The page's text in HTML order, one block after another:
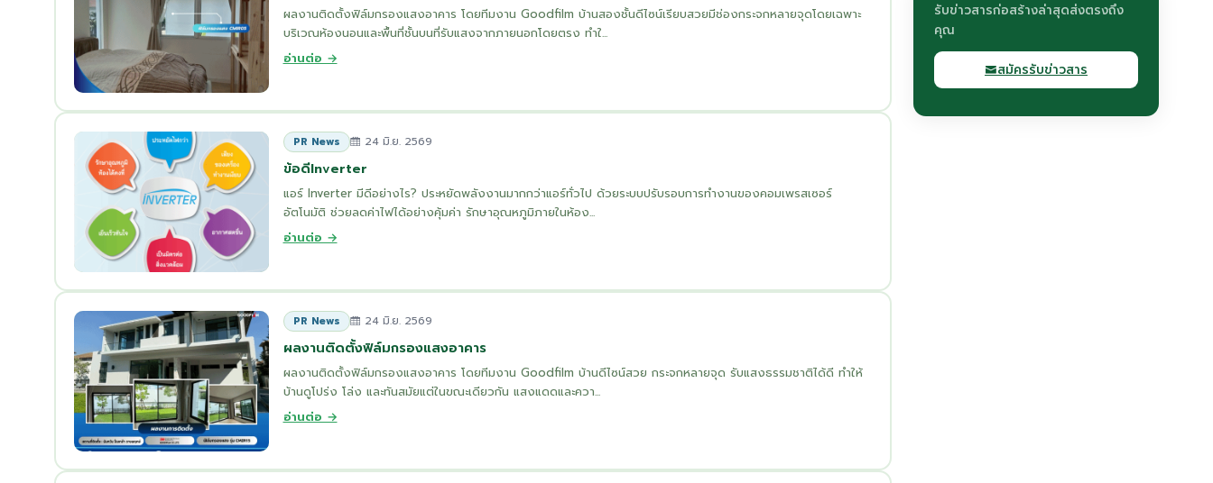
ผลงานติดตั้งฟิล์มกรองแสงอาคาร โดยทีมงาน Goodfilm บ้านสองชั้นดีไซน์เรียบสวยมีช่องกระจกหลายจุดโดยเฉพาะ
บริเวณห้องนอนและพื้นที่ชั้นบนที่รับแสงจากภายนอกโดยตรง ทำใ...
อ่านต่อ →
PR News 24 มิ.ย. 2569
ข้อดีInverter
แอร์ Inverter มีดีอย่างไร? ประหยัดพลังงานมากกว่าแอร์ทั่วไป ด้วยระบบปรับรอบการทำงานของคอมเพรสเซอร์
อัตโนมัติ ช่วยลดค่าไฟได้อย่างคุ้มค่า รักษาอุณหภูมิภายในห้อง...
อ่านต่อ →
PR News 24 มิ.ย. 2569
ผลงานติดตั้งฟิล์มกรองแสงอาคาร
ผลงานติดตั้งฟิล์มกรองแสงอาคาร โดยทีมงาน Goodfilm บ้านดีไซน์สวย กระจกหลายจุด รับแสงธรรมชาติได้ดี ทำให้
บ้านดูโปร่ง โล่ง และทันสมัยแต่ในขณะเดียวกัน แสงแดดและควา...
อ่านต่อ →
รับข่าวสารก่อสร้างล่าสุดส่งตรงถึง
คุณ
สมัครรับข่าวสาร